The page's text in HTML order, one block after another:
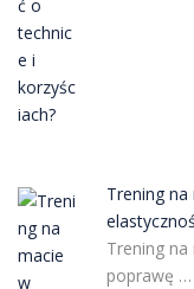
Trening na
Trening
poprawę …